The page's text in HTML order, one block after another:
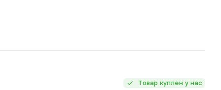
Товар куплен у нас